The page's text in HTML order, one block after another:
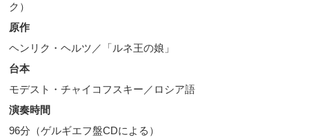
ク）
原作
ヘンリク・ヘルツ／「ルネ王の娘」
台本
モデスト・チャイコフスキー／ロシア語
演奏時間
96分（ゲルギエフ盤CDによる）